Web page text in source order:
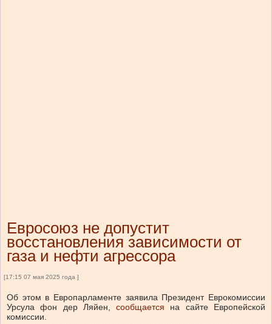
Евросоюз не допустит
восстановления зависимости от
газа и нефти агрессора
[17:15 07 мая 2025 года ]
Об этом в Европарламенте заявила Президент Еврокомиссии
Урсула фон дер Ляйен,
сообщается
на сайте Европейской
комиссии.